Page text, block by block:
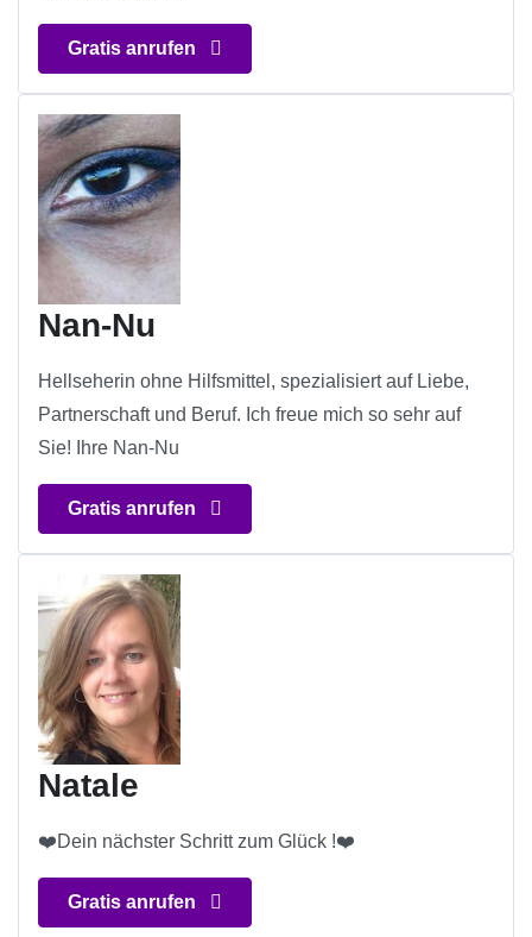
Gratis anrufen
Nan-Nu
Hellseherin ohne Hilfsmittel, spezialisiert auf Liebe,
Partnerschaft und Beruf. Ich freue mich so sehr auf
Sie! Ihre Nan-Nu
Gratis anrufen
Natale
❤️Dein nächster Schritt zum Glück !❤️
Gratis anrufen